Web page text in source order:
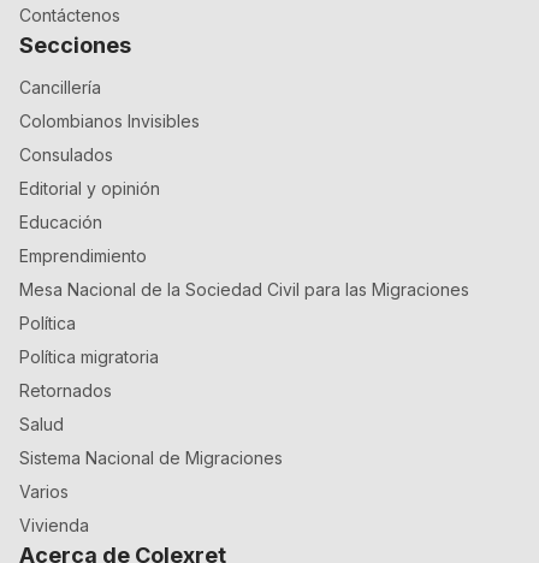
Contáctenos
Secciones
Cancillería
Colombianos Invisibles
Consulados
Editorial y opinión
Educación
Emprendimiento
Mesa Nacional de la Sociedad Civil para las Migraciones
Política
Política migratoria
Retornados
Salud
Sistema Nacional de Migraciones
Varios
Vivienda
Acerca de Colexret